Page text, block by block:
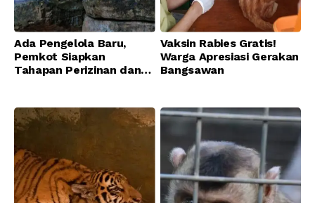
Ada Pengelola Baru,
Pemkot Siapkan
Tahapan Perizinan dan
Vaksin Rabies Gratis!
Warga Apresiasi Gerakan
Bangsawan